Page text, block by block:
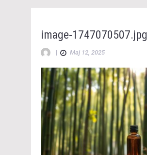
image-1747070507.jpg
| Maj 12, 2025